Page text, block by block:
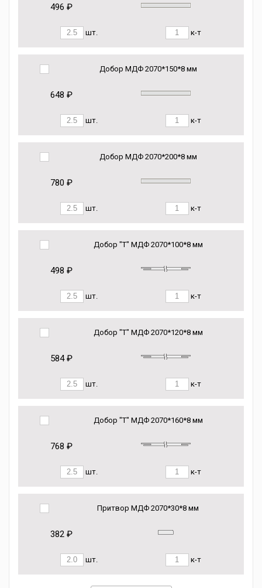
496 ₽
шт. к-т
Добор МДФ 2070*150*8 мм
648 ₽
шт. к-т
Добор МДФ 2070*200*8 мм
780 ₽
шт. к-т
Добор "Т" МДФ 2070*100*8 мм
498 ₽
шт. к-т
Добор "Т" МДФ 2070*120*8 мм
584 ₽
шт. к-т
Добор "Т" МДФ 2070*160*8 мм
768 ₽
шт. к-т
Притвор МДФ 2070*30*8 мм
382 ₽
шт. к-т